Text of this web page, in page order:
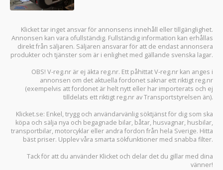
Klicket tar inget ansvar för annonsens innehåll eller tillgänglighet.
Annonsen kan vara ofullständig. Fullständig information kan erhållas
direkt från säljaren. Säljaren ansvarar för att de endast annonsera
produkter och tjänster som är i enlighet med gällande svenska lagar.
OBS! V-reg.nr är ej äkta reg.nr. Ett påhittat V-reg.nr kan anges i
annonsen om det aktuella fordonet saknar ett riktigt reg.nr
(exempelvis att fordonet är helt nytt eller har importerats och ej
tilldelats ett riktigt reg.nr av Transportstyrelsen än).
Klicket.se: Enkel, trygg och användarvänlig söktjänst för dig som ska
köpa och sälja nya och begagnade bilar, båtar, husvagnar, husbilar,
transportbilar, motorcyklar eller andra fordon från hela Sverige. Hitta
bäst priser. Upplev våra smarta sökfunktioner med snabba filter.
Tack för att du använder Klicket och delar det du gillar med dina
vänner!